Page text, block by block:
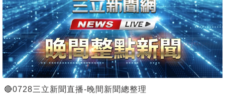
🔴0728三立新聞直播-晚間新聞總整理